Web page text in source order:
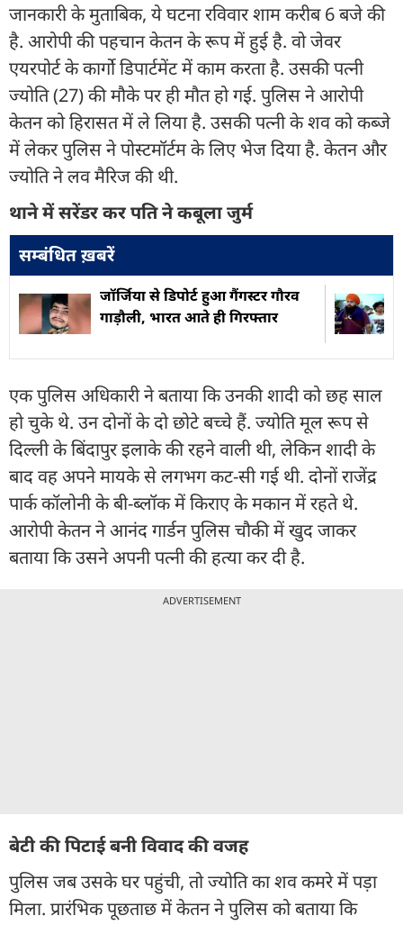
जानकारी के मुताबिक, ये घटना रविवार शाम करीब 6 बजे की
है. आरोपी की पहचान केतन के रूप में हुई है. वो जेवर
एयरपोर्ट के कार्गो डिपार्टमेंट में काम करता है. उसकी पत्नी
ज्योति (27) की मौके पर ही मौत हो गई. पुलिस ने आरोपी
केतन को हिरासत में ले लिया है. उसकी पत्नी के शव को कब्जे
में लेकर पुलिस ने पोस्टमॉर्टम के लिए भेज दिया है. केतन और
ज्योति ने लव मैरिज की थी.
थाने में सरेंडर कर पति ने कबूला जुर्म
सम्बंधित ख़बरें
जॉर्जिया से डिपोर्ट हुआ गैंगस्टर गौरव
गाड़ौली, भारत आते ही गिरफ्तार
एक पुलिस अधिकारी ने बताया कि उनकी शादी को छह साल
हो चुके थे. उन दोनों के दो छोटे बच्चे हैं. ज्योति मूल रूप से
दिल्ली के बिंदापुर इलाके की रहने वाली थी, लेकिन शादी के
बाद वह अपने मायके से लगभग कट-सी गई थी. दोनों राजेंद्र
पार्क कॉलोनी के बी-ब्लॉक में किराए के मकान में रहते थे.
आरोपी केतन ने आनंद गार्डन पुलिस चौकी में खुद जाकर
बताया कि उसने अपनी पत्नी की हत्या कर दी है.
ADVERTISEMENT
बेटी की पिटाई बनी विवाद की वजह
पुलिस जब उसके घर पहुंची, तो ज्योति का शव कमरे में पड़ा
मिला. प्रारंभिक पूछताछ में केतन ने पुलिस को बताया कि